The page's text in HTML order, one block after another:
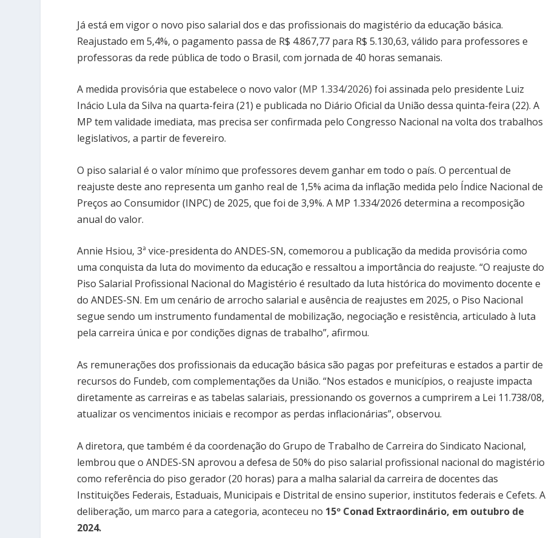
Já está em vigor o novo piso salarial dos e das profissionais do magistério da educação básica.
Reajustado em 5,4%, o pagamento passa de R$ 4.867,77 para R$ 5.130,63, válido para professores e
professoras da rede pública de todo o Brasil, com jornada de 40 horas semanais.
A medida provisória que estabelece o novo valor (MP 1.334/2026) foi assinada pelo presidente Luiz
Inácio Lula da Silva na quarta-feira (21) e publicada no Diário Oficial da União dessa quinta-feira (22). A
MP tem validade imediata, mas precisa ser confirmada pelo Congresso Nacional na volta dos trabalhos
legislativos, a partir de fevereiro.
O piso salarial é o valor mínimo que professores devem ganhar em todo o país. O percentual de
reajuste deste ano representa um ganho real de 1,5% acima da inflação medida pelo Índice Nacional de
Preços ao Consumidor (INPC) de 2025, que foi de 3,9%. A MP 1.334/2026 determina a recomposição
anual do valor.
Annie Hsiou, 3ª vice-presidenta do ANDES-SN, comemorou a publicação da medida provisória como
uma conquista da luta do movimento da educação e ressaltou a importância do reajuste. “O reajuste do
Piso Salarial Profissional Nacional do Magistério é resultado da luta histórica do movimento docente e
do ANDES-SN. Em um cenário de arrocho salarial e ausência de reajustes em 2025, o Piso Nacional
segue sendo um instrumento fundamental de mobilização, negociação e resistência, articulado à luta
pela carreira única e por condições dignas de trabalho”, afirmou.
As remunerações dos profissionais da educação básica são pagas por prefeituras e estados a partir de
recursos do Fundeb, com complementações da União. “Nos estados e municípios, o reajuste impacta
diretamente as carreiras e as tabelas salariais, pressionando os governos a cumprirem a Lei 11.738/08,
atualizar os vencimentos iniciais e recompor as perdas inflacionárias”, observou.
A diretora, que também é da coordenação do Grupo de Trabalho de Carreira do Sindicato Nacional,
lembrou que o ANDES-SN aprovou a defesa de 50% do piso salarial profissional nacional do magistério
como referência do piso gerador (20 horas) para a malha salarial da carreira de docentes das
Instituições Federais, Estaduais, Municipais e Distrital de ensino superior, institutos federais e Cefets. A
deliberação, um marco para a categoria, aconteceu no 15º Conad Extraordinário, em outubro de
2024.